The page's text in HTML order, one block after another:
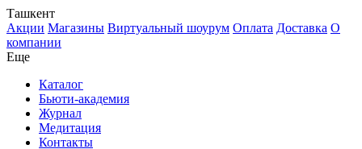
Ташкент
Акции Магазины Виртуальный шоурум Оплата Доставка О
компании
Еще
Каталог
Бьюти-академия
Журнал
Медитация
Контакты